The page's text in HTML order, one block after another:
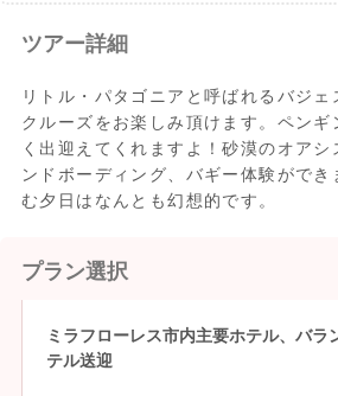
ツアー詳細
リトル・パタゴニアと呼ばれるバジ
クルーズをお楽しみ頂けます。ペンギ
く出迎えてくれますよ！砂漠のオア
ンドボーディング、バギー体験がで
む夕日はなんとも幻想的です。
プラン選択
ミラフローレス市内主要ホテル、バラ
テル送迎